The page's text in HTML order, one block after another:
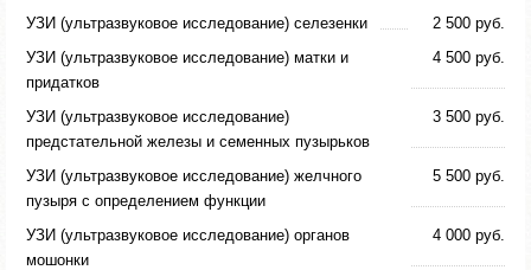
УЗИ (ультразвуковое исследование) селезенки
2 500 руб.
УЗИ (ультразвуковое исследование) матки и
придатков
4 500 руб.
УЗИ (ультразвуковое исследование)
предстательной железы и семенных пузырьков
3 500 руб.
УЗИ (ультразвуковое исследование) желчного
пузыря с определением функции
5 500 руб.
УЗИ (ультразвуковое исследование) органов
мошонки
4 000 руб.